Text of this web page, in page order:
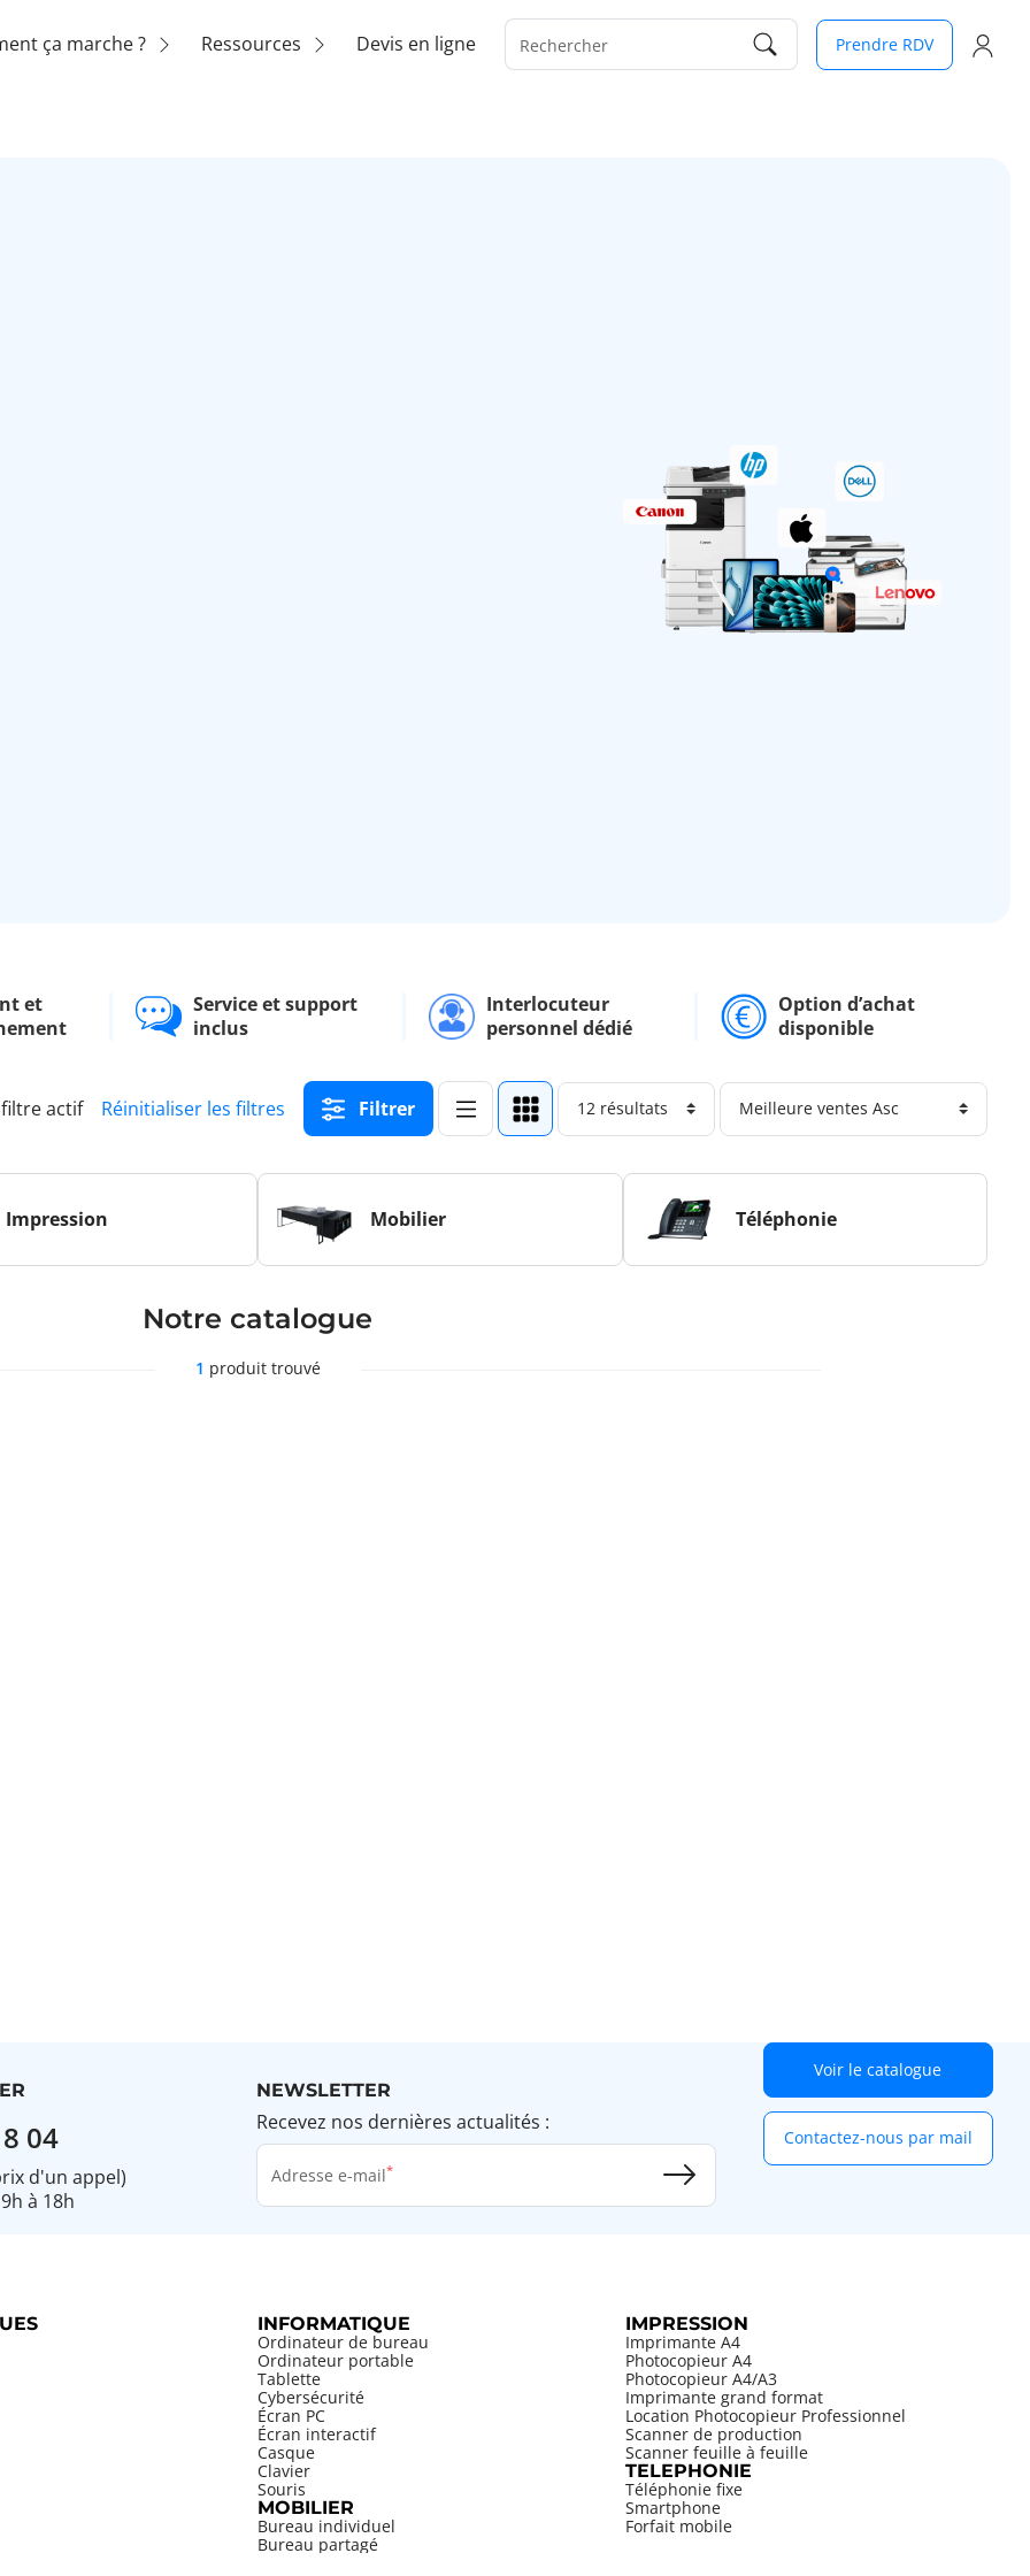
ça marche ? Ressources Devis en ligne Rechercher Prendre RDV
et
Service et support
inclus
Interlocuteur
personnel dédié
Option d’achat
disponible
filtre actif Réinitialiser les filtres Filtrer
Impression Mobilier Téléphonie
Notre catalogue
1 produit trouvé
04
d'un appel)
à 18h
NEWSLETTER
Recevez nos dernières actualités :
Adresse e-mail
Voir le catalogue
Contactez-nous par mail
INFORMATIQUE
Ordinateur de bureau
Ordinateur portable
Tablette
Cybersécurité
Écran PC
Écran interactif
Casque
Clavier
Souris
MOBILIER
Bureau individuel
Bureau partagé
IMPRESSION
Imprimante A4
Photocopieur A4
Photocopieur A4/A3
Imprimante grand format
Location Photocopieur Professionnel
Scanner de production
Scanner feuille à feuille
TELEPHONIE
Téléphonie fixe
Smartphone
Forfait mobile